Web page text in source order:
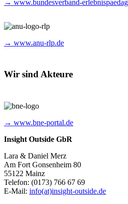
→ www.bundesverband-
→ www.anu-rlp.de
Wir sind Akteure
→ www.bne-portal.de
Insight Outside GbR
Lara & Daniel Merz
Am Fort Gonsenheim 80
55122 Mainz
Telefon: (0173) 766 67 69
E-Mail: info(at)insight-outside.de